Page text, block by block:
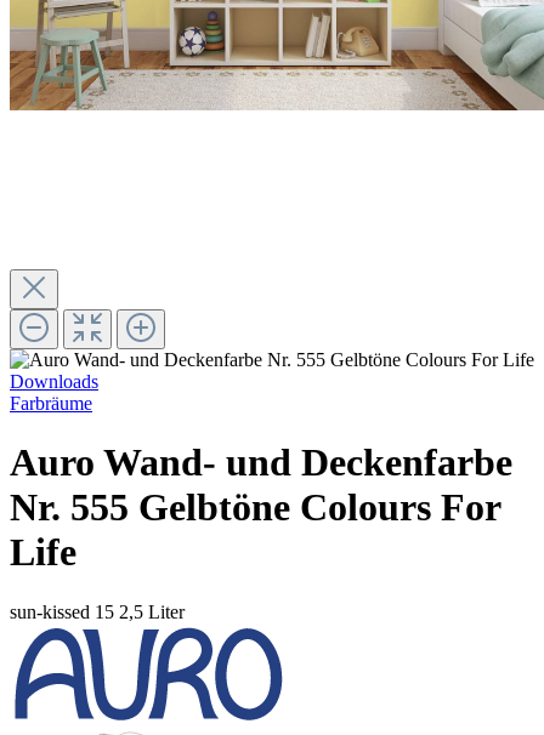
Downloads
Farbräume
Auro Wand- und Deckenfarbe
Nr. 555 Gelbtöne Colours For
Life
sun-kissed 15 2,5 Liter